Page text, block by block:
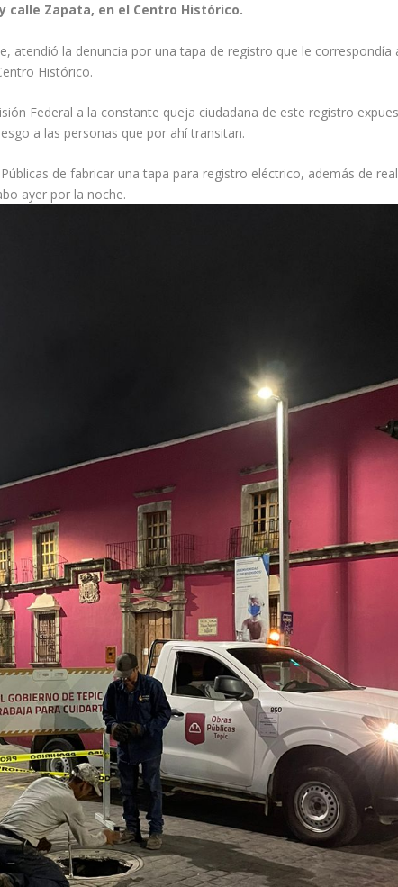
calle Zapata, en el Centro Histórico.
atendió la denuncia por una tapa de registro que le correspondía
Histórico.
Federal a la constante queja ciudadana de este registro
a las personas que por ahí transitan.
de fabricar una tapa para registro eléctrico, además de
ayer por la noche.